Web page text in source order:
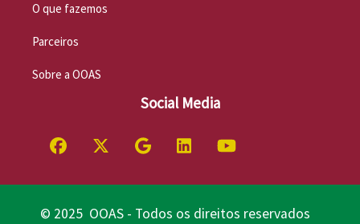
O que fazemos
Parceiros
Sobre a OOAS
Social Media
© 2025 OOAS - Todos os direitos reservados